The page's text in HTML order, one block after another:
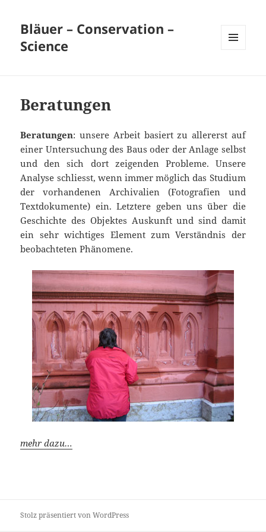
Bläuer – Conservation –
Science
Beratungen
Beratungen: unsere Arbeit basiert zu allererst auf
einer Untersuchung des Baus oder der Anlage selbst
und den sich dort zeigenden Probleme. Unsere
Analyse schliesst, wenn immer möglich das Studium
der vorhandenen Archivalien (Fotografien und
Textdokumente) ein. Letztere geben uns über die
Geschichte des Objektes Auskunft und sind damit
ein sehr wichtiges Element zum Verständnis der
beobachteten Phänomene.
mehr dazu…
Stolz präsentiert von WordPress